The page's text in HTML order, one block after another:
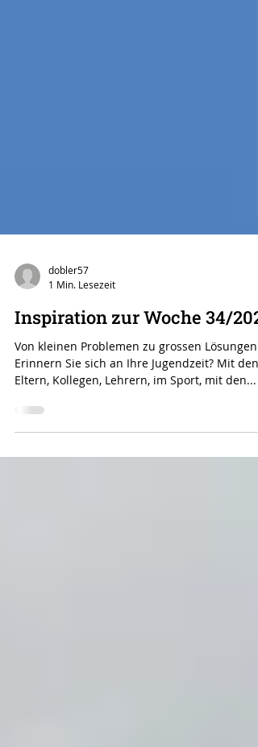
dobler57
1 Min. Lesezeit
Inspiration zur Woche 34/
Von kleinen Problemen zu grossen Lösungen
Erinnern Sie sich an Ihre Jugendzeit? Mit den